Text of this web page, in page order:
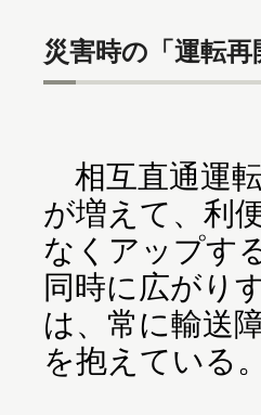
災害時の「運転
相互直通運
が増えて、利
なくアップす
同時に広がり
は、常に輸送
を抱えている。